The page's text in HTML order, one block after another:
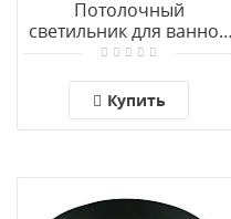
Потолочный
светильник для ванной
комнаты Arte Lamp
1WH
Купить